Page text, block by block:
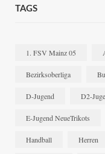
TAGS
1. FSV Mainz 05
Bezirksoberliga
D-Jugend D2-
E-Jugend NeueTrikots
Handball Herren